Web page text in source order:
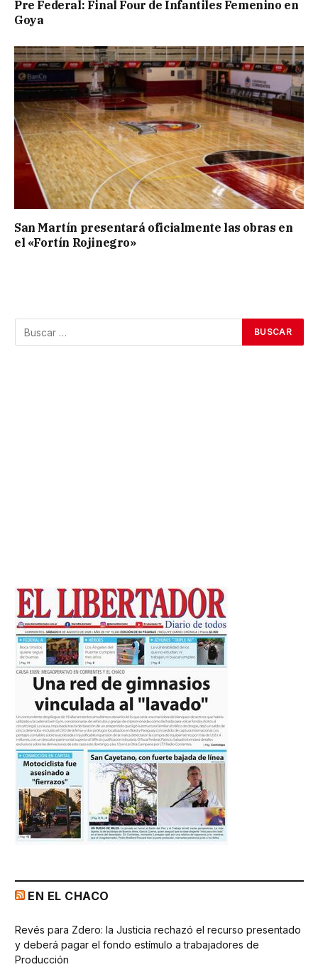
Pre Federal: Final Four de Infantiles Femenino en
Goya
San Martín presentará oficialmente las obras en
el «Fortín Rojinegro»
EN EL CHACO
Revés para Zdero: la Justicia rechazó el recurso presentado
y deberá pagar el fondo estímulo a trabajadores de
Producción